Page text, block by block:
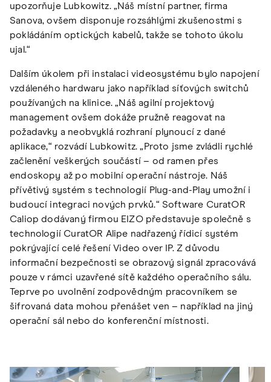
upozorňuje Lubkowitz. „Náš místní partner, firma
Sanova, ovšem disponuje rozsáhlými zkušenostmi s
pokládáním optických kabelů, takže se tohoto úkolu
ujal.“
Dalším úkolem při instalaci videosystému bylo napojení
vzdáleného hardwaru jako například síťových switchů
používaných na klinice. „Náš agilní projektový
management ovšem dokáže pružně reagovat na
požadavky a neobvyklá rozhraní plynoucí z dané
aplikace,“ rozvádí Lubkowitz. „Proto jsme zvládli rychlé
začlenění veškerých součástí – od ramen přes
endoskopy až po mobilní operační nástroje. Náš
přívětivý systém s technologií Plug-and-Play umožní i
budoucí integraci nových prvků.“ Software CuratOR
Caliop dodávaný firmou EIZO představuje společně s
technologií CuratOR Alipe nadřazený řídicí systém
pokrývající celé řešení Video over IP. Z důvodu
informační bezpečnosti se obrazový signál zpracovává
pouze v rámci uzavřené sítě každého operačního sálu.
Teprve po uvolnění zodpovědným pracovníkem se
šifrovaná data mohou přenášet ven – například na jiný
operační sál nebo do konferenční místnosti.